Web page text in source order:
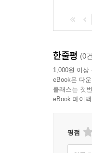
한줄평 (0
1,000원 이상
eBook은 다
클래스는 첫
eBook 페이
평점